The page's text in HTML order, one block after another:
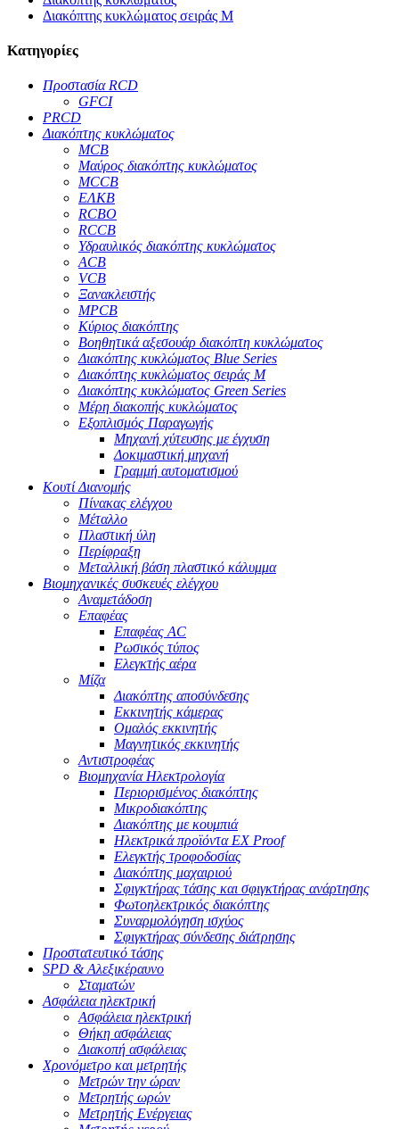
Διακόπτης κυκλώματος σειράς M
Κατηγορίες
Προστασία RCD
GFCI
PRCD
Διακόπτης κυκλώματος
MCB
Μαύρος διακόπτης κυκλώματος
MCCB
ΕΛΚΒ
RCBO
RCCB
Υδραυλικός διακόπτης κυκλώματος
ACB
VCB
Ξανακλειστής
MPCB
Κύριος διακόπτης
Βοηθητικά αξεσουάρ διακόπτη κυκλώματος
Διακόπτης κυκλώματος Blue Series
Διακόπτης κυκλώματος σειράς M
Διακόπτης κυκλώματος Green Series
Μέρη διακοπής κυκλώματος
Εξοπλισμός Παραγωγής
Μηχανή χύτευσης με έγχυση
Δοκιμαστική μηχανή
Γραμμή αυτοματισμού
Κουτί Διανομής
Πίνακας ελέγχου
Μέταλλο
Πλαστική ύλη
Περίφραξη
Μεταλλική βάση πλαστικό κάλυμμα
Βιομηχανικές συσκευές ελέγχου
Αναμετάδοση
Επαφέας
Επαφέας AC
Ρωσικός τύπος
Ελεγκτής αέρα
Μίζα
Διακόπτης αποσύνδεσης
Εκκινητής κάμερας
Ομαλός εκκινητής
Μαγνητικός εκκινητής
Αντιστροφέας
Βιομηχανία Ηλεκτρολογία
Περιορισμένος διακόπτης
Μικροδιακόπτης
Διακόπτης με κουμπιά
Ηλεκτρικά προϊόντα EX Proof
Ελεγκτής τροφοδοσίας
Διακόπτης μαχαιριού
Σφιγκτήρας τάσης και σφιγκτήρας ανάρτησης
Φωτοηλεκτρικός διακόπτης
Συναρμολόγηση ισχύος
Σφιγκτήρας σύνδεσης διάτρησης
Προστατευτικό τάσης
SPD & Αλεξικέραυνο
Σταματών
Ασφάλεια ηλεκτρική
Ασφάλεια ηλεκτρική
Θήκη ασφάλειας
Διακοπή ασφάλειας
Χρονόμετρο και μετρητής
Μετρών την ώραν
Μετρητής ωρών
Μετρητής Ενέργειας